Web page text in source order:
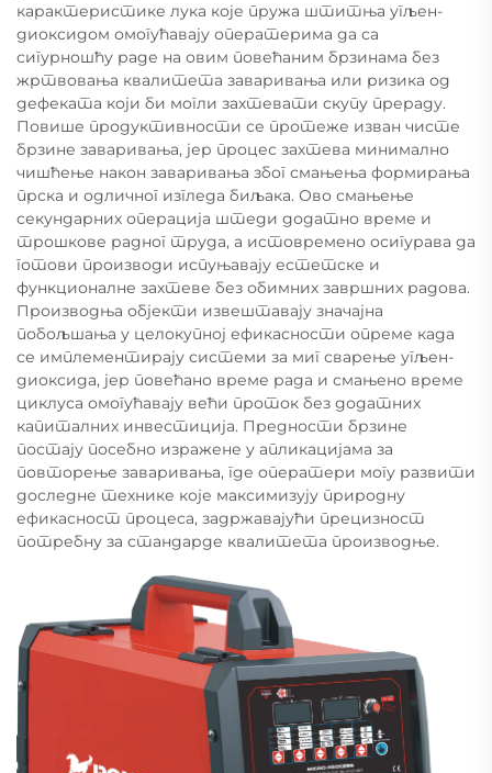
карактеристике лука које пружа штитња угљен-
диоксидом омогућавају оператерима да са
сигурношћу раде на овим повећаним брзинама без
жртвовања квалитета заваривања или ризика од
дефеката који би могли захтевати скупу прераду.
Повише продуктивности се протеже изван чисте
брзине заваривања, јер процес захтева минимално
чишћење након заваривања због смањења формирања
прска и одличног изгледа биљака. Ово смањење
секундарних операција штеди додатно време и
трошкове радног труда, а истовремено осигурава да
готови производи испуњавају естетске и
функционалне захтеве без обимних завршних радова.
Производња објекти извештавају значајна
побољшања у целокупној ефикасности опреме када
се имплементирају системи за миг сварење угљен-
диоксида, јер повећано време рада и смањено време
циклуса омогућавају већи проток без додатних
капиталних инвестиција. Предности брзине
постају посебно изражене у апликацијама за
повторење заваривања, где оператери могу развити
доследне технике које максимизују природну
ефикасност процеса, задржавајући прецизност
потребну за стандарде квалитета производње.